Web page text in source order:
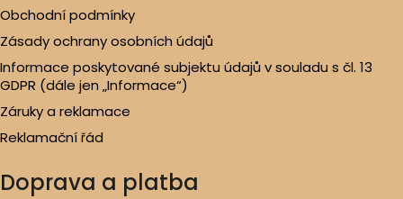
Obchodní podmínky
Zásady ochrany osobních údajů
Informace poskytované subjektu údajů v souladu s čl. 13
GDPR (dále jen „Informace“)
Záruky a reklamace
Reklamační řád
Doprava a platba